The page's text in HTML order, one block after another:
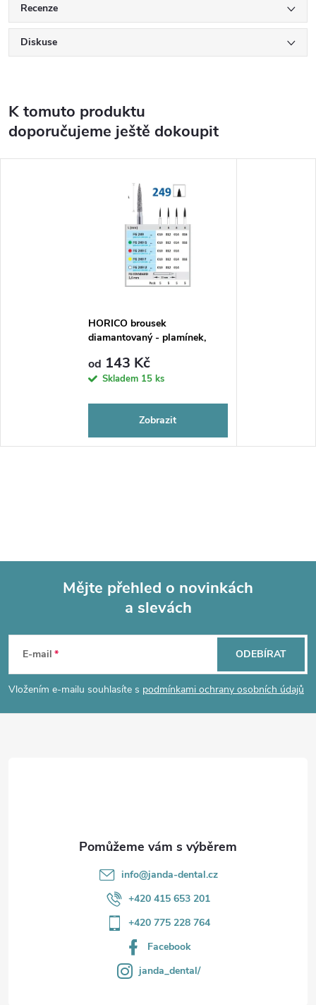
Recenze
Diskuse
K tomuto produktu
doporučujeme ještě dokoupit
HORICO brousek
diamantovaný - plamínek,
od 143 Kč
Skladem 15 ks
Zobrazit
p
Mějte přehled o novinkách
a slevách
E-mail
Vložením e-mailu souhlasíte s podmínkami ochrany osobních údajů
ODEBÍRAT
info@janda-dental.cz
+420 415 653 201
+420 775 228 764
Facebook
janda_dental/